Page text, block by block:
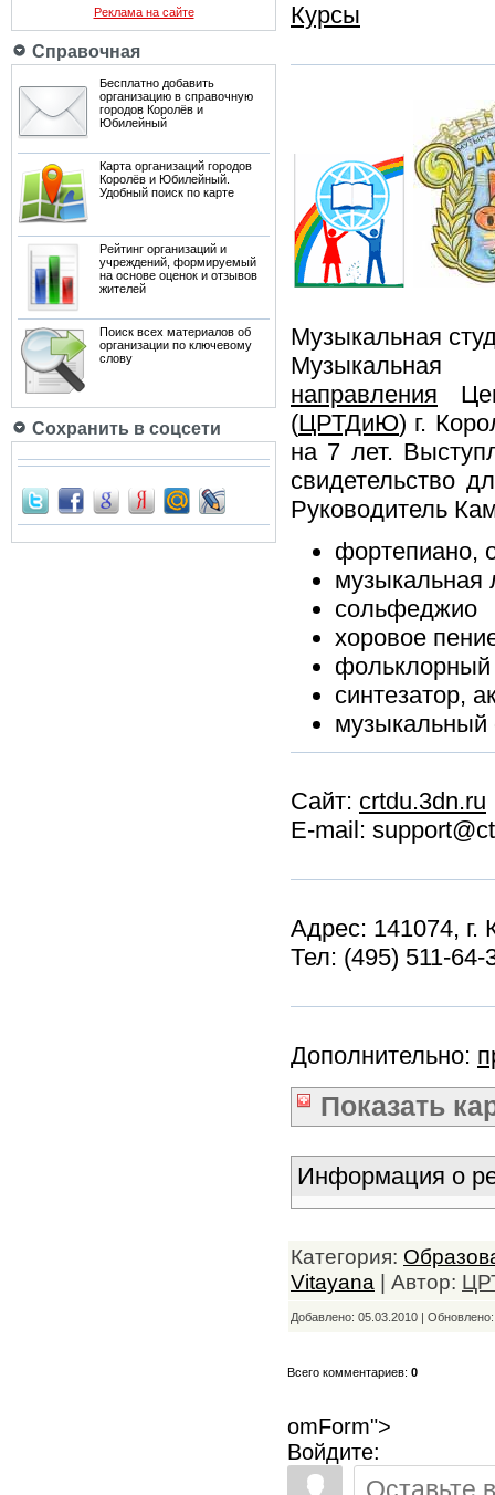
Реклама на сайте
Справочная
Бесплатно добавить
организацию в справочную
городов Королёв и
Юбилейный
Карта организаций городов
Королёв и Юбилейный.
Удобный поиск по карте
Рейтинг организаций и
учреждений, формируемый
на основе оценок и отзывов
жителей
Поиск всех материалов об
организации по ключевому
слову
Сохранить в соцсети
Курсы
Музыкальная
Музыкальная
направления
(ЦРТДиЮ) г.
на 7 лет.
свидетельство
Руководитель
фортепиано,
музыкальная
сольфеджио
хоровое
синтезатор,
Сайт: crtdu.3dn.ru
E-mail:
Адрес: 141074,
Тел: (495) 511-
Дополнительно:
Показать
Информация о
Категория:
Vitayana | Автор:
Добавлено: 05.03.2010 |
Всего комментариев: 0
omForm">
Войдите: